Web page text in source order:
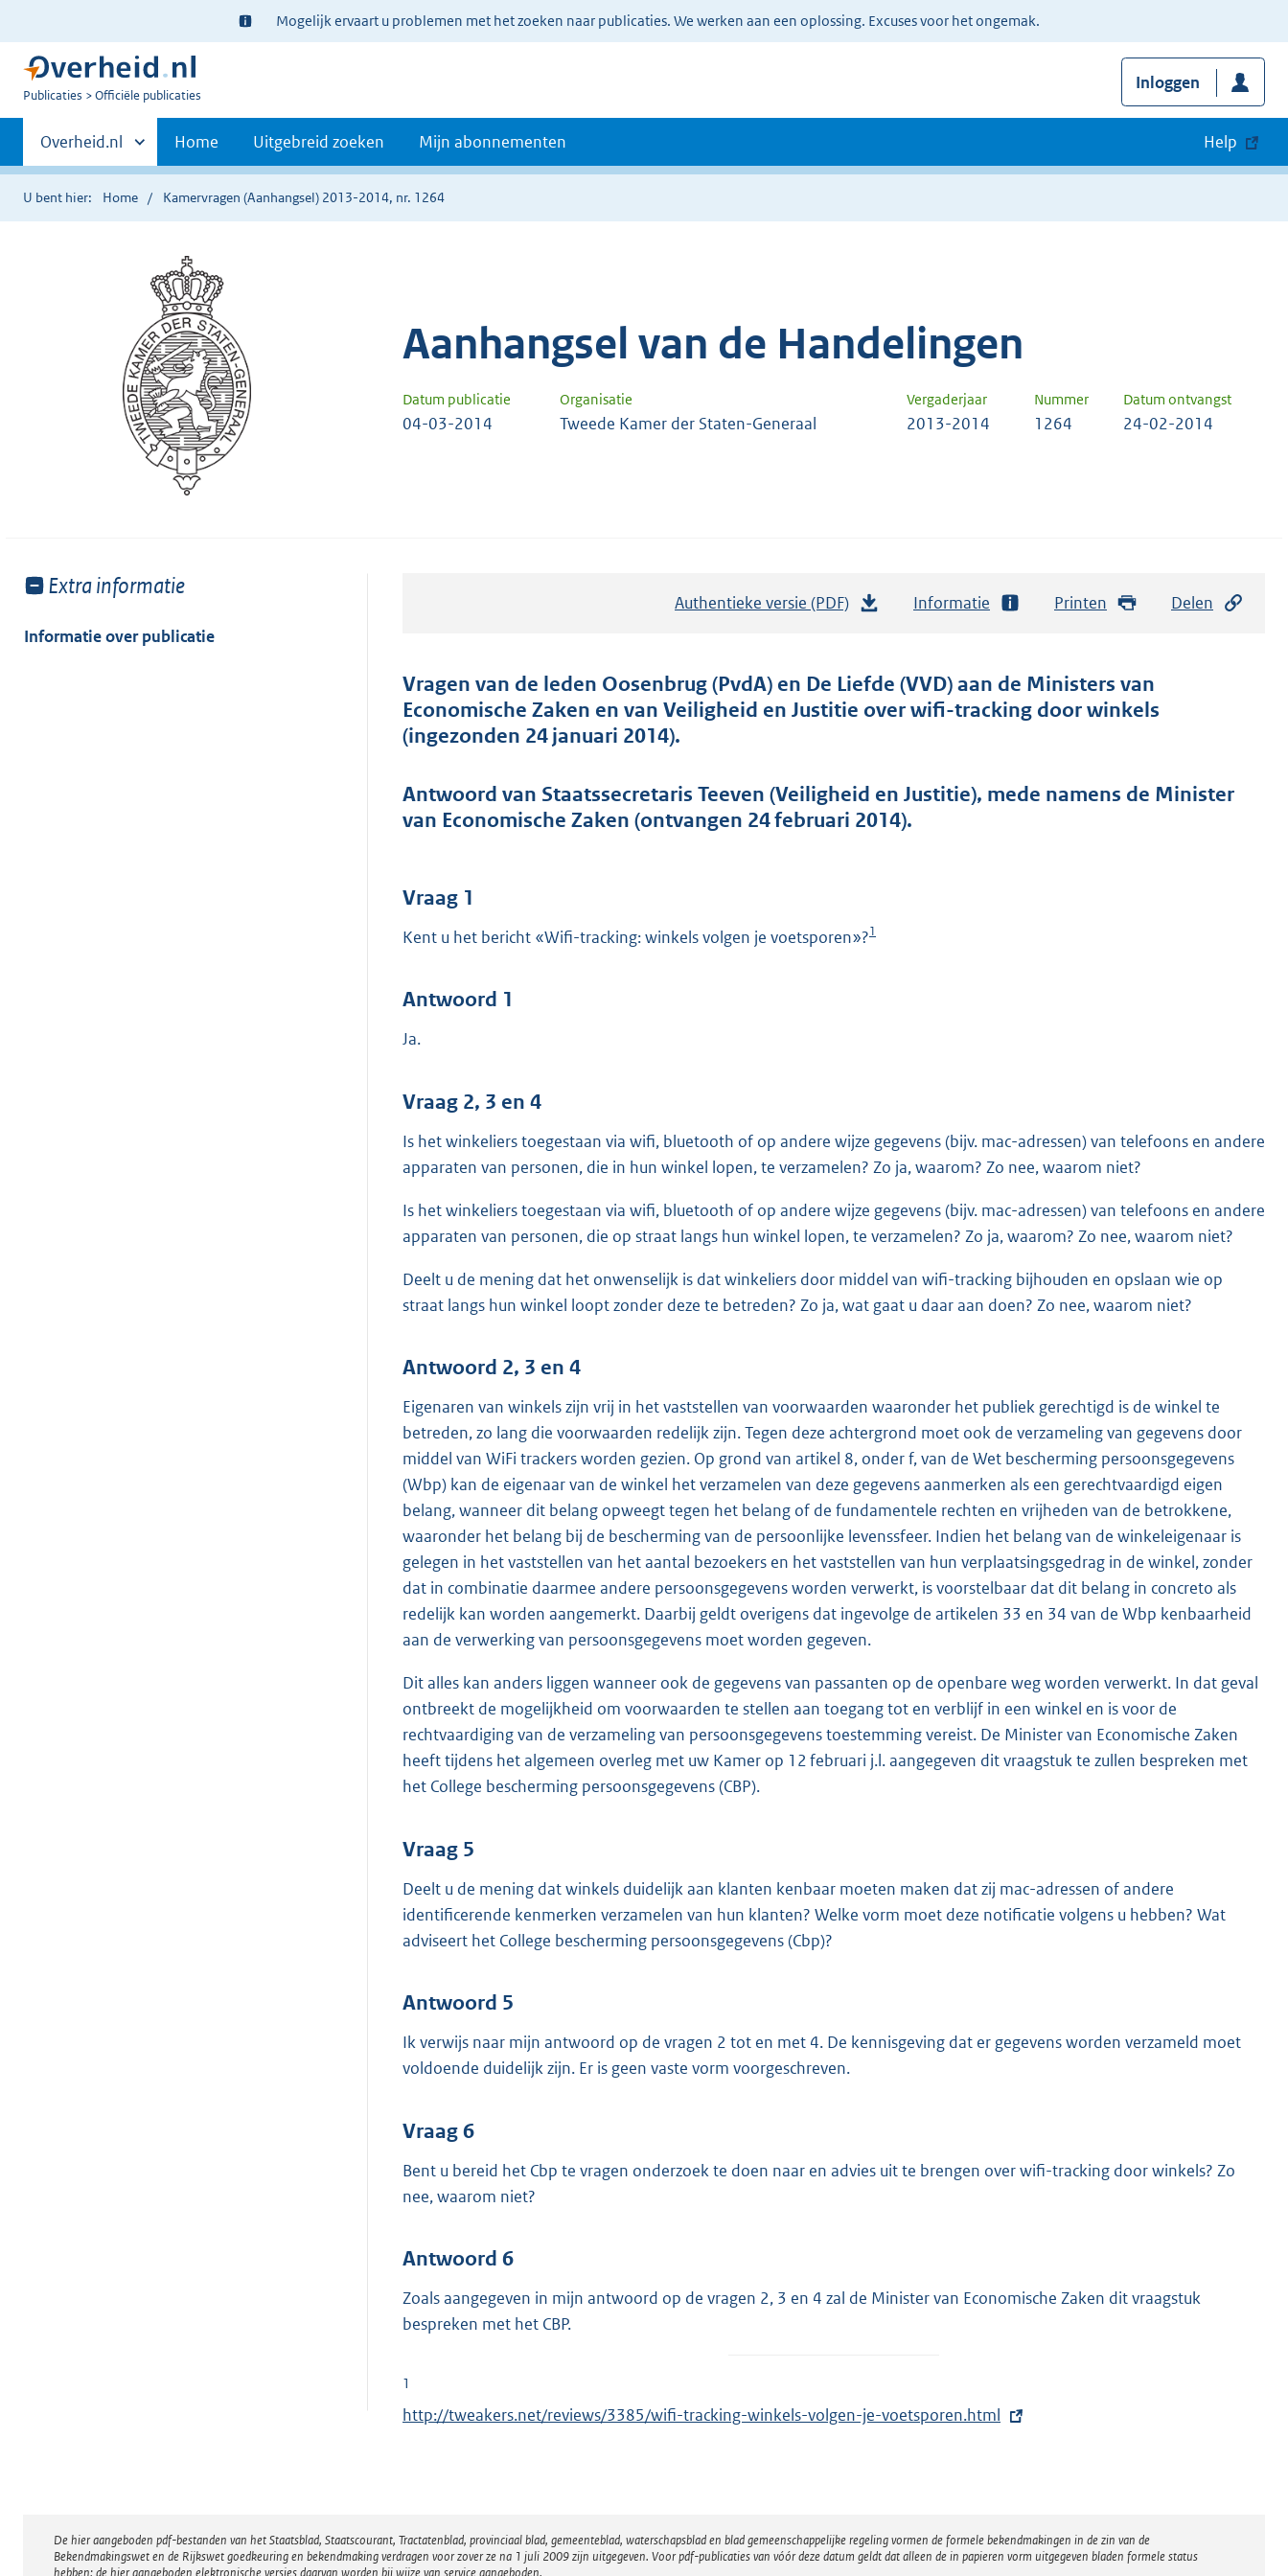
Ter
informatie:
Mogelijk ervaart u problemen met het zoeken naar publicaties. We werken aan een oplossing. Excuses voor het ongemak.
U
Publicaties Officiële publicaties
Inloggen
Primaire
navigatie
Andere
sites
binnen
Overheid.nl Home Uitgebreid zoeken Mijn abonnementen Help
U bent hier: Home Kamervragen (Aanhangsel) 2013-2014, nr. 1264
Aanhangsel van de Handelingen
Datum publicatie Organisatie Vergaderjaar Nummer Datum ontvangst
04-03-2014 Tweede Kamer der Staten-Generaal 2013-2014 1264 24-02-2014
Toon
van:
Extra informatie
Informatie over publicatie
Authentieke versie (PDF)
t
a
s
g
t
Informatie Printen Delen
Vragen van de leden Oosenbrug (PvdA) en De Liefde (VVD) aan de Ministers van
Economische Zaken en van Veiligheid en Justitie over wifi-tracking door winkels
(ingezonden 24 januari 2014).
Antwoord van Staatssecretaris Teeven (Veiligheid en Justitie), mede namens de Minister
van Economische Zaken (ontvangen 24 februari 2014).
Vraag 1
Kent u het bericht «Wifi-tracking: winkels volgen je voetsporen»?1
Antwoord 1
Ja.
Vraag 2, 3 en 4
Is het winkeliers toegestaan via wifi, bluetooth of op andere wijze gegevens (bijv. mac-adressen) van telefoons en andere
apparaten van personen, die in hun winkel lopen, te verzamelen? Zo ja, waarom? Zo nee, waarom niet?
Is het winkeliers toegestaan via wifi, bluetooth of op andere wijze gegevens (bijv. mac-adressen) van telefoons en andere
apparaten van personen, die op straat langs hun winkel lopen, te verzamelen? Zo ja, waarom? Zo nee, waarom niet?
Deelt u de mening dat het onwenselijk is dat winkeliers door middel van wifi-tracking bijhouden en opslaan wie op
straat langs hun winkel loopt zonder deze te betreden? Zo ja, wat gaat u daar aan doen? Zo nee, waarom niet?
Antwoord 2, 3 en 4
Eigenaren van winkels zijn vrij in het vaststellen van voorwaarden waaronder het publiek gerechtigd is de winkel te
betreden, zo lang die voorwaarden redelijk zijn. Tegen deze achtergrond moet ook de verzameling van gegevens door
middel van WiFi trackers worden gezien. Op grond van artikel 8, onder f, van de Wet bescherming persoonsgegevens
(Wbp) kan de eigenaar van de winkel het verzamelen van deze gegevens aanmerken als een gerechtvaardigd eigen
belang, wanneer dit belang opweegt tegen het belang of de fundamentele rechten en vrijheden van de betrokkene,
waaronder het belang bij de bescherming van de persoonlijke levenssfeer. Indien het belang van de winkeleigenaar is
gelegen in het vaststellen van het aantal bezoekers en het vaststellen van hun verplaatsingsgedrag in de winkel, zonder
dat in combinatie daarmee andere persoonsgegevens worden verwerkt, is voorstelbaar dat dit belang in concreto als
redelijk kan worden aangemerkt. Daarbij geldt overigens dat ingevolge de artikelen 33 en 34 van de Wbp kenbaarheid
aan de verwerking van persoonsgegevens moet worden gegeven.
Dit alles kan anders liggen wanneer ook de gegevens van passanten op de openbare weg worden verwerkt. In dat geval
ontbreekt de mogelijkheid om voorwaarden te stellen aan toegang tot en verblijf in een winkel en is voor de
rechtvaardiging van de verzameling van persoonsgegevens toestemming vereist. De Minister van Economische Zaken
heeft tijdens het algemeen overleg met uw Kamer op 12 februari j.l. aangegeven dit vraagstuk te zullen bespreken met
het College bescherming persoonsgegevens (CBP).
Vraag 5
Deelt u de mening dat winkels duidelijk aan klanten kenbaar moeten maken dat zij mac-adressen of andere
identificerende kenmerken verzamelen van hun klanten? Welke vorm moet deze notificatie volgens u hebben? Wat
adviseert het College bescherming persoonsgegevens (Cbp)?
Antwoord 5
Ik verwijs naar mijn antwoord op de vragen 2 tot en met 4. De kennisgeving dat er gegevens worden verzameld moet
voldoende duidelijk zijn. Er is geen vaste vorm voorgeschreven.
Vraag 6
Bent u bereid het Cbp te vragen onderzoek te doen naar en advies uit te brengen over wifi-tracking door winkels? Zo
nee, waarom niet?
Antwoord 6
Zoals aangegeven in mijn antwoord op de vragen 2, 3 en 4 zal de Minister van Economische Zaken dit vraagstuk
bespreken met het CBP.
1
E
n
e
http://tweakers.net/reviews/3385/wifi-tracking-winkels-volgen-je-voetsporen.html
Disclaimer
De hier aangeboden pdf-bestanden van het Staatsblad, Staatscourant, Tractatenblad, provinciaal blad, gemeenteblad, waterschapsblad en blad gemeenschappelijke regeling vormen de formele bekendmakingen in de zin van de
Bekendmakingswet en de Rijkswet goedkeuring en bekendmaking verdragen voor zover ze na 1 juli 2009 zijn uitgegeven. Voor pdf-publicaties van vóór deze datum geldt dat alleen de in papieren vorm uitgegeven bladen formele status